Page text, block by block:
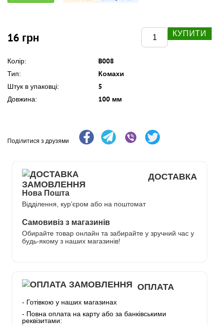
16 грн КУПИТИ
Колір: B008
Тип: Комахи
Штук в упаковці: 5
Довжина: 100 мм
Поділитися з друзями
ДОСТАВКА
Нова Пошта
Відділення, кур’єром або на поштомат
Самовивіз з магазинів
Обирайте товар онлайн та забирайте у зручний час у
будь-якому з наших магазинів!
ОПЛАТА
- Готівкою у наших магазинах
- Повна оплата на карту або за банківськими
реквізитами: